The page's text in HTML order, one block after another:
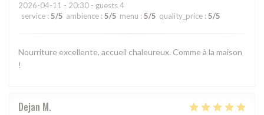
2026-04-11 - 20:30 - guests 4
service : 5/5 ambience : 5/5 menu : 5/5 quality_price : 5/5
Nourriture excellente, accueil chaleureux. Comme à la maison
!
Dejan M